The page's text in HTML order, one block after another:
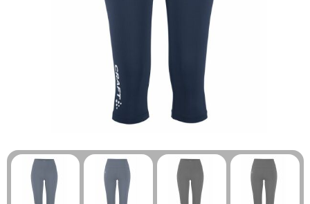
Technologie & Gadgets
Outdoor & Vrije tijd
Pennen & Schrijfwaren
Tassen & Reizen
Gezondheid & Welzijn
Eten & Drinken